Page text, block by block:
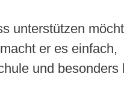
unterstützen
er es einfach,
und besonders